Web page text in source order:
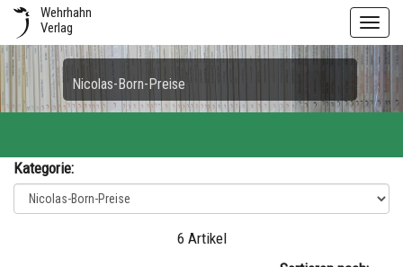
Wehrhahn
Verlag
Nicolas-Born-Preise
Kategorie:
6 Artikel